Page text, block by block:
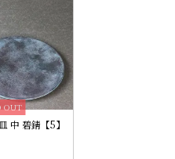
OUT
中 碧錆【5】